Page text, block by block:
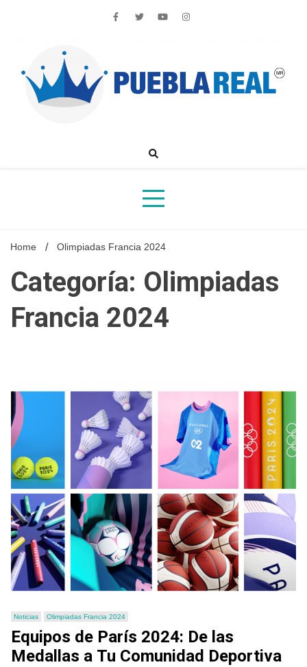
Noticias de actualidad de Puebla, México y el mundo
Home Olimpiadas Francia 2024
Categoría: Olimpiadas
Francia 2024
Noticias Olimpiadas Francia 2024
Equipos de París 2024: De las
Medallas a Tu Comunidad Deportiva